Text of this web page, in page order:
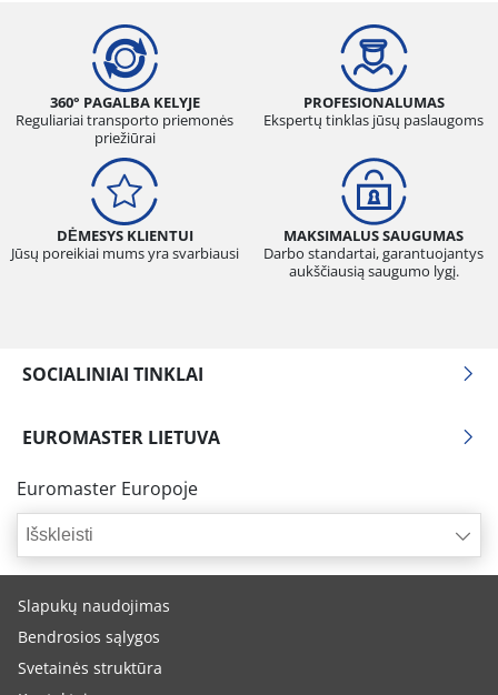
360° PAGALBA KELYJE
Reguliariai transporto priemonės
priežiūrai
PROFESIONALUMAS
Ekspertų tinklas jūsų paslaugoms
DĖMESYS KLIENTUI
Jūsų poreikiai mums yra svarbiausi
MAKSIMALUS SAUGUMAS
Darbo standartai, garantuojantys
aukščiausią saugumo lygį.
SOCIALINIAI TINKLAI
EUROMASTER LIETUVA
Euromaster Europoje
Išskleisti
Slapukų naudojimas
Bendrosios sąlygos
Svetainės struktūra